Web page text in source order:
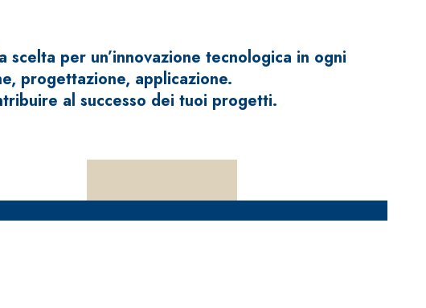
scelta per un’innovazione tecnologica in ogni
progettazione, applicazione.
al successo dei tuoi progetti.